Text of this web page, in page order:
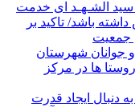
سید الشـهـد ای خدمت
باشد/ تاکید بر
جمعیت
جوانان شهرستان
ها در مرکز
دنبال ایجاد قدرت